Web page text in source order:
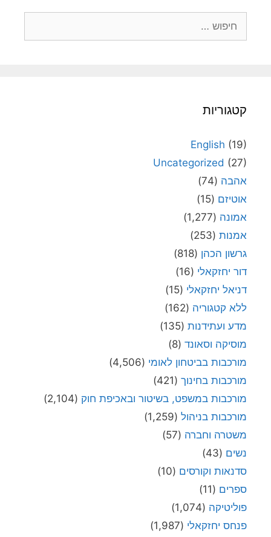
קטגוריות
English (19)
Uncategorized (27)
אהבה (74)
אוטיזם (15)
אמונה (1,277)
אמנות (253)
גרשון הכהן (818)
דור יחזקאלי (16)
דניאל יחזקאלי (15)
ללא קטגוריה (162)
מדע ועתידנות (135)
מוסיקה וסאונד (8)
מורכבות בביטחון לאומי (4,506)
מורכבות בחינוך (421)
מורכבות במשפט, בשיטור ובאכיפת חוק (2,104)
מורכבות בניהול (1,259)
משטרה וחברה (57)
נשים (43)
סדנאות וקורסים (10)
ספרים (11)
פוליטיקה (1,074)
פנחס יחזקאלי (1,987)